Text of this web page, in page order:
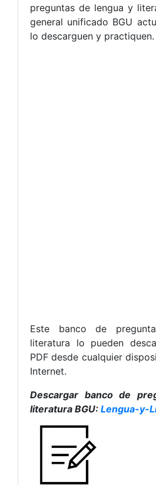
preguntas de lengua y
general unificado BGU
lo descarguen y practiquen.
Este banco de
literatura lo pueden
PDF desde cualquier
Internet.
Descargar banco de
literatura BGU: Lengua-y-